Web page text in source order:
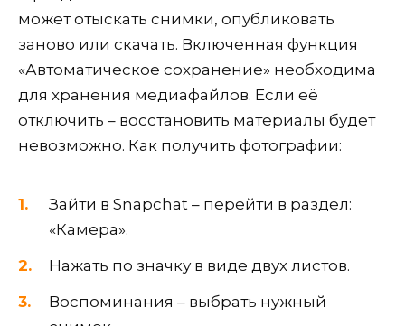
может отыскать снимки, опубликовать
заново или скачать. Включенная функция
«Автоматическое сохранение» необходима
для хранения медиафайлов. Если её
отключить – восстановить материалы будет
невозможно. Как получить фотографии:
Зайти в Snapchat – перейти в раздел:
«Камера».
Нажать по значку в виде двух листов.
Воспоминания – выбрать нужный